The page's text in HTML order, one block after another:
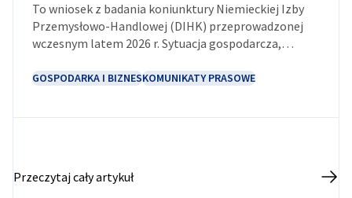
To wniosek z badania koniunktury Niemieckiej Izby
Przemysłowo-Handlowej (DIHK) przeprowadzonej
wczesnym latem 2026 r. Sytuacja gospodarcza,
poziomie od dawna. Przedsiębiorstwa pilnie
GOSPODARKA I BIZNESKOMUNIKATY PRASOWE
Przeczytaj cały artykuł